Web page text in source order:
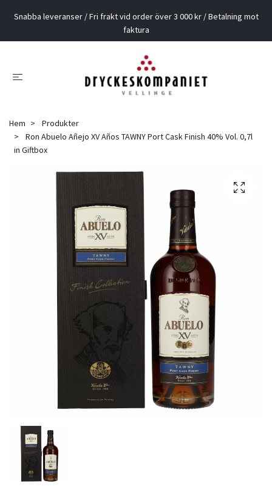
Snabba leveranser / Fri frakt vid order över 3 000 kr / Betalning mot
faktura
Hem
Produkter
Ron Abuelo Añejo XV Años TAWNY Port Cask Finish 40% Vol. 0,7l
in Giftbox